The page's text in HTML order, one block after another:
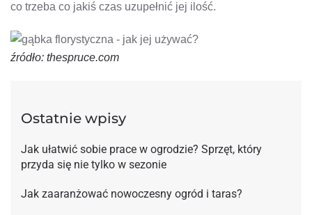
co trzeba co jakiś czas uzupełnić jej ilość.
źródło: thespruce.com
Ostatnie wpisy
Jak ułatwić sobie prace w ogrodzie? Sprzęt, który
przyda się nie tylko w sezonie
Jak zaaranżować nowoczesny ogród i taras?